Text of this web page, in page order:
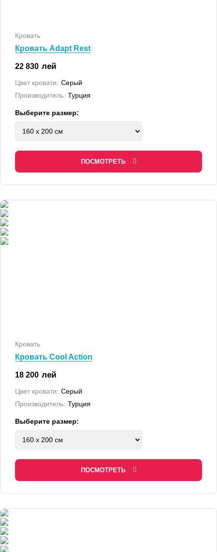
Кровать
Кровать Adapt Rest
22 830 лей
Цвет кровати: Серый
Производитель: Турция
Выберите размер:
ПОСМОТРЕТЬ
Кровать
Кровать Cool Action
18 200 лей
Цвет кровати: Серый
Производитель: Турция
Выберите размер:
ПОСМОТРЕТЬ